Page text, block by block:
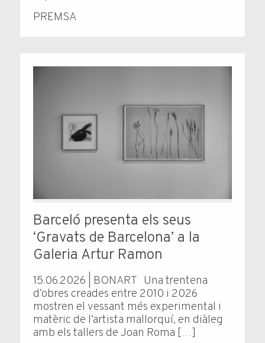
PREMSA
Barceló presenta els seus
‘Gravats de Barcelona’ a la
Galeria Artur Ramon
15.06.2026 | BONART Una trentena
d’obres creades entre 2010 i 2026
mostren el vessant més experimental i
matèric de l’artista mallorquí, en diàleg
amb els tallers de Joan Roma […]